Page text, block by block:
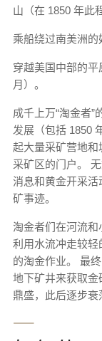
山（在 1850 年此
乘船绕过南美洲的
穿越美国中部的
月）。
成千上万“淘金者
发展（包括 1850
起大量采矿营地
采矿区的门户。
消息和黄金开采
矿事迹。
淘金者们在河流
利用水流冲走较
的淘金作业。 最
地下矿井来获取金
鼎盛，此后逐步衰
⸺